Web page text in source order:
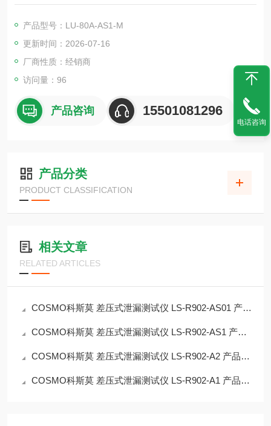
仪，可通过一台控制器最多连接8个传感器单元进行泄漏测试。
产品型号：LU‑80A‑AS1‑M
更新时间：2026-07-16
厂商性质：经销商
访问量：96
产品咨询 15501081296
产品分类
PRODUCT CLASSIFICATION
相关文章
RELATED ARTICLES
COSMO科斯莫 差压式泄漏测试仪 LS‑R902‑AS01 产品简介
COSMO科斯莫 差压式泄漏测试仪 LS‑R902‑AS1 产品简介
COSMO科斯莫 差压式泄漏测试仪 LS‑R902‑A2 产品简介
COSMO科斯莫 差压式泄漏测试仪 LS‑R902‑A1 产品简介
电话咨询